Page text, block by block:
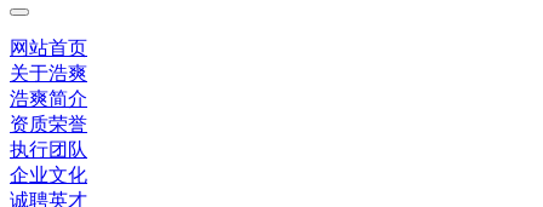
网站首页
关于浩爽
浩爽简介
资质荣誉
执行团队
企业文化
诚聘英才